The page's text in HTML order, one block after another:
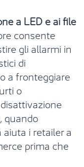
a LED e ai file
consente
gli allarmi in
di
a fronteggiare
o
quando
i retailer a
prima che